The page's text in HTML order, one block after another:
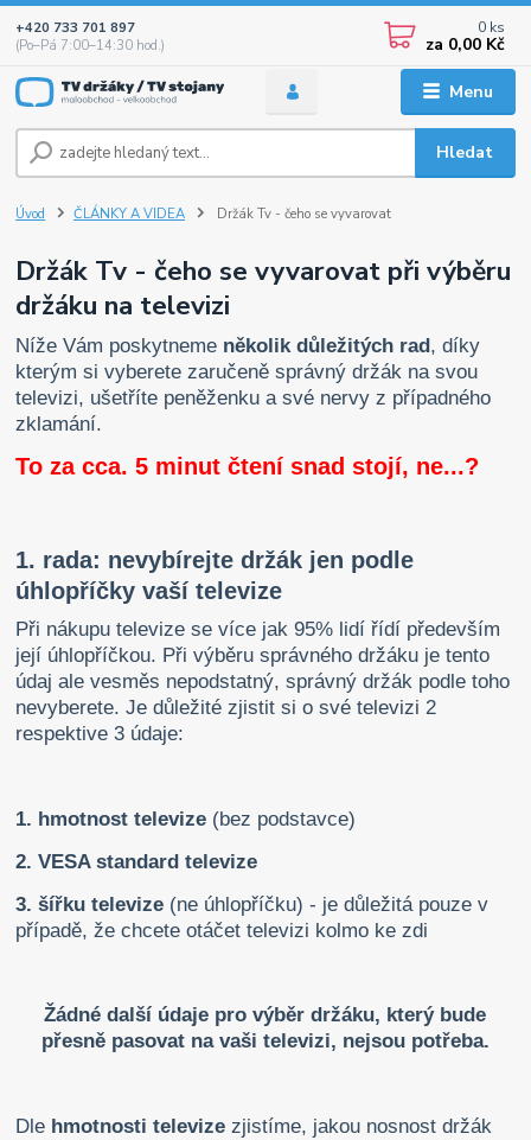
Menu
Hledat
+420 733 701 897
(Po–Pá 7:00–14:30 hod.)
0 ks
za 0,00 Kč
Úvod ČLÁNKY A VIDEA Držák Tv - čeho se vyvarovat
Držák Tv - čeho se vyvarovat při výběru
držáku na televizi
Níže Vám poskytneme několik důležitých rad, díky
kterým si vyberete zaručeně správný držák na svou
televizi, ušetříte peněženku a své nervy z případného
zklamání.
To za cca. 5 minut čtení snad stojí, ne...?
1. rada: nevybírejte držák jen podle
úhlopříčky vaší televize
Při nákupu televize se více jak 95% lidí řídí především
její úhlopříčkou. Při výběru správného držáku je tento
údaj ale vesměs nepodstatný, správný držák podle toho
nevyberete. Je důležité zjistit si o své televizi 2
respektive 3 údaje:
1. hmotnost televize (bez podstavce)
2. VESA standard televize
3. šířku televize (ne úhlopříčku) - je důležitá pouze v
případě, že chcete otáčet televizi kolmo ke zdi
Žádné další údaje pro výběr držáku, který bude
přesně pasovat na vaši televizi, nejsou potřeba.
Dle hmotnosti televize zjistíme, jakou nosnost držák